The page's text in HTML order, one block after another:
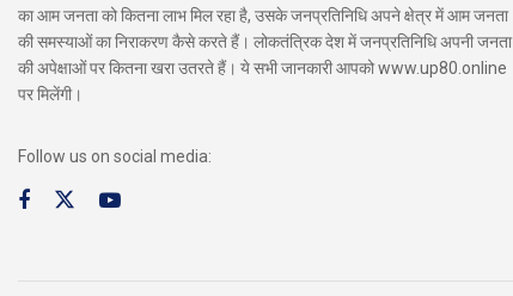
का आम जनता को कितना लाभ मिल रहा है, उसके जनप्रतिनिधि अपने क्षेत्र में आम जनता
की समस्याओं का निराकरण कैसे करते हैं। लोकतंत्रिक देश में जनप्रतिनिधि अपनी जनता
की अपेक्षाओं पर कितना खरा उतरते हैं। ये सभी जानकारी आपको www.up80.online
पर मिलेंगी।
Follow us on social media: